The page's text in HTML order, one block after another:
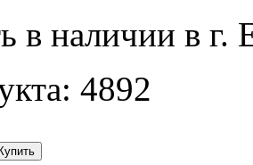
в наличии в г.
4892